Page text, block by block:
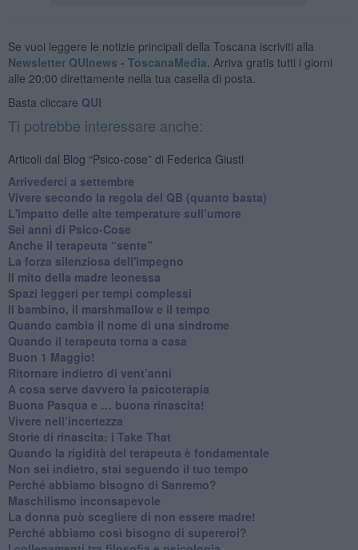
Se vuoi leggere le notizie principali della Toscana iscriviti alla
Newsletter QUInews - ToscanaMedia. Arriva gratis tutti i giorni
alle 20:00 direttamente nella tua casella di posta.
Basta cliccare QUI
Ti potrebbe interessare anche:
Articoli dal Blog “Psico-cose” di Federica Giusti
​Arrivederci a settembre
​Vivere secondo la regola del QB (quanto basta)
​L'impatto delle alte temperature sull’umore
Sei anni di Psico-Cose
​Anche il terapeuta “sente”
​La forza silenziosa dell'impegno
​Il mito della madre leonessa
Spazi leggeri per tempi complessi
Il bambino, il marshmallow e il tempo
​Quando cambia il nome di una sindrome
​Quando il terapeuta torna a casa
​Buon 1 Maggio!
Ritornare indietro di vent’anni
​A cosa serve davvero la psicoterapia
​Buona Pasqua e … buona rinascita!
​Vivere nell’incertezza
​Storie di rinascita: i Take That
​Quando la rigidità del terapeuta è fondamentale
​Non sei indietro, stai seguendo il tuo tempo
​Perché abbiamo bisogno di Sanremo?
​Maschilismo inconsapevole
​La donna può scegliere di non essere madre!
​Perché abbiamo così bisogno di supereroi?